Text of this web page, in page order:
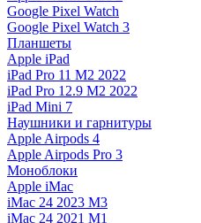
Google Pixel Watch
Google Pixel Watch 3
Планшеты
Apple iPad
iPad Pro 11 M2 2022
iPad Pro 12.9 M2 2022
iPad Mini 7
Наушники и гарнитуры
Apple Airpods 4
Apple Airpods Pro 3
Моноблоки
Apple iMac
iMac 24 2023 M3
iMac 24 2021 M1